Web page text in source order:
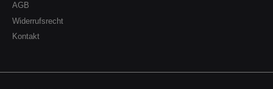
AGB
Widerrufsrecht
Kontakt